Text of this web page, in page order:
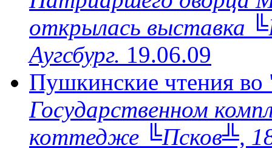
открылась выставка
Аугсбург. 19.06.09
Пушкинские чтения
Государственном
коттедже ╚Псков╩,